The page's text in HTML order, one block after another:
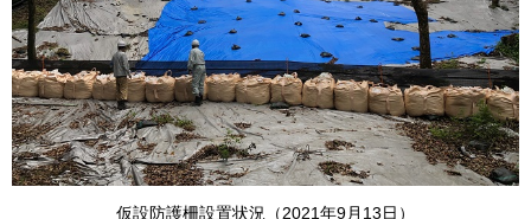
仮設防護柵設置状況（2021年9月13日）